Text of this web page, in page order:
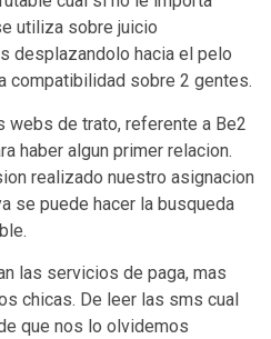
utiliza sobre juicio
desplazandolo hacia el pelo
compatibilidad sobre 2 gentes.
de trato, referente a Be2
haber algun primer relacion.
realizado nuestro asignacion
se puede hacer la busqueda
las servicios de paga, mas
chicas. De leer las sms cual
que nos lo olvidemos